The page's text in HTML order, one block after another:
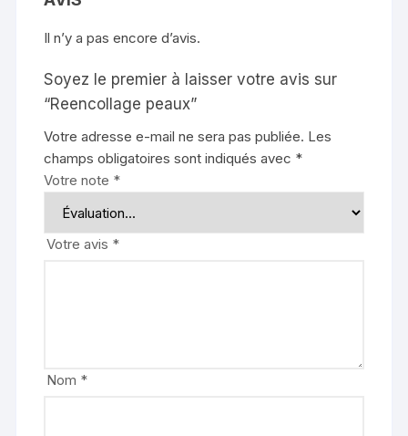
Il n’y a pas encore d’avis.
Soyez le premier à laisser votre avis sur
“Reencollage peaux”
Votre adresse e-mail ne sera pas publiée. Les
champs obligatoires sont indiqués avec *
Votre note *
Votre avis *
Nom *